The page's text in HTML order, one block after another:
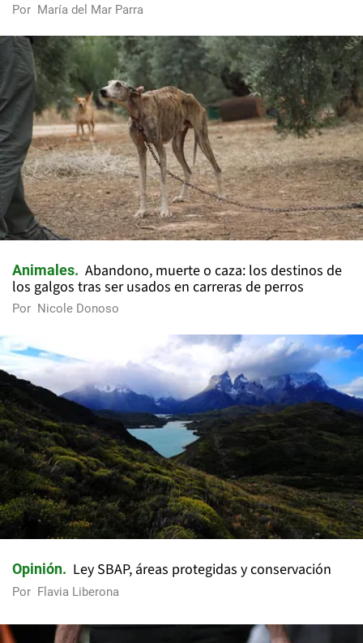
Por María del Mar Parra
Animales
Abandono, muerte o caza: los destinos de
los galgos tras ser usados en carreras de perros
Por Nicole Donoso
Opinión Ley SBAP, áreas protegidas y conservación
Por Flavia Liberona